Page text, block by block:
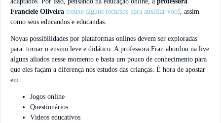
Franciele Oliveira trouxe alguns recursos para auxiliar você, assim
como seus educandos e educandas.
Novas possibilidades por plataformas onlines devem ser exploradas
para tornar o ensino leve e didático. A professora Fran abordou na live
alguns aliados nesse momento e basta um pouco de conhecimento para
que eles façam a diferença nos estudos das crianças. É hora de apostar
em:
Jogos online
Questionários
Vídeos educativos